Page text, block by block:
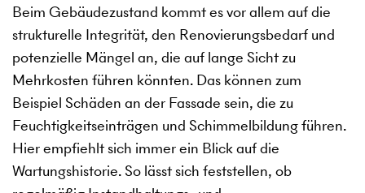
Beim Gebäudezustand kommt es vor allem auf die
strukturelle Integrität, den Renovierungsbedarf und
potenzielle Mängel an, die auf lange Sicht zu
Mehrkosten führen könnten. Das können zum
Beispiel Schäden an der Fassade sein, die zu
Feuchtigkeitseinträgen und Schimmelbildung führen.
Hier empfiehlt sich immer ein Blick auf die
Wartungshistorie. So lässt sich feststellen, ob